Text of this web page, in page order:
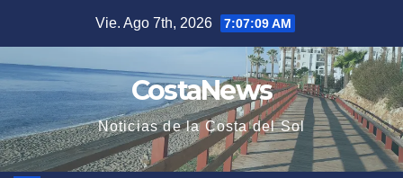
contenido
Vie. Ago 7th, 2026 7:07:09 AM
CostaNews
Noticias de la Costa del Sol